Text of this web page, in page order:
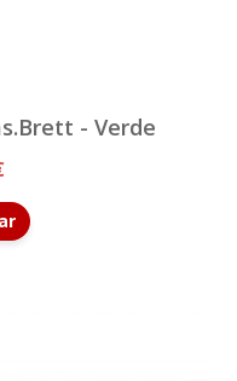
- Verde